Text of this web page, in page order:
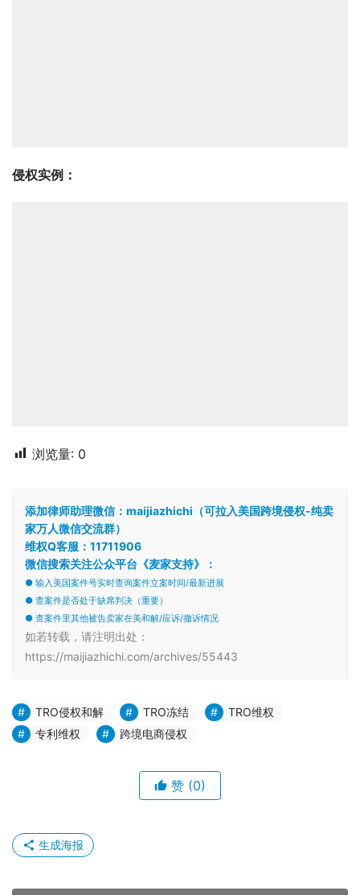
侵权实例：
浏览量: 0
添加律师助理微信：maijiazhichi（可拉入美国跨境侵权-纯卖
家万人微信交流群）
维权Q客服：11711906
微信搜索关注公众平台《麦家支持》：
● 输入美国案件号实时查询案件立案时间/最新进展
● 查案件是否处于缺席判决（重要）
● 查案件里其他被告卖家在美和解/应诉/撤诉情况
如若转载，请注明出处：
https://maijiazhichi.com/archives/55443
TRO侵权和解 TRO冻结
TRO维权
专利维权
跨境电商侵权
赞 (0)
生成海报